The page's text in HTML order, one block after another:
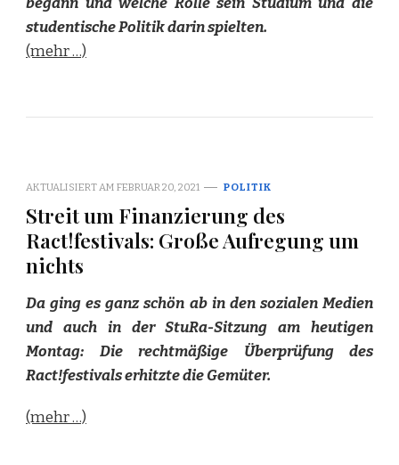
studentische Politik darin spielten.
(mehr …)
AKTUALISIERT AM FEBRUAR 20, 2021 POLITIK
Streit um Finanzierung des
Ract!festivals: Große Aufregung um
nichts
Da ging es ganz schön ab in den sozialen Medien
und auch in der StuRa-Sitzung am heutigen
Montag: Die rechtmäßige Überprüfung des
Ract!festivals erhitzte die Gemüter.
(mehr …)